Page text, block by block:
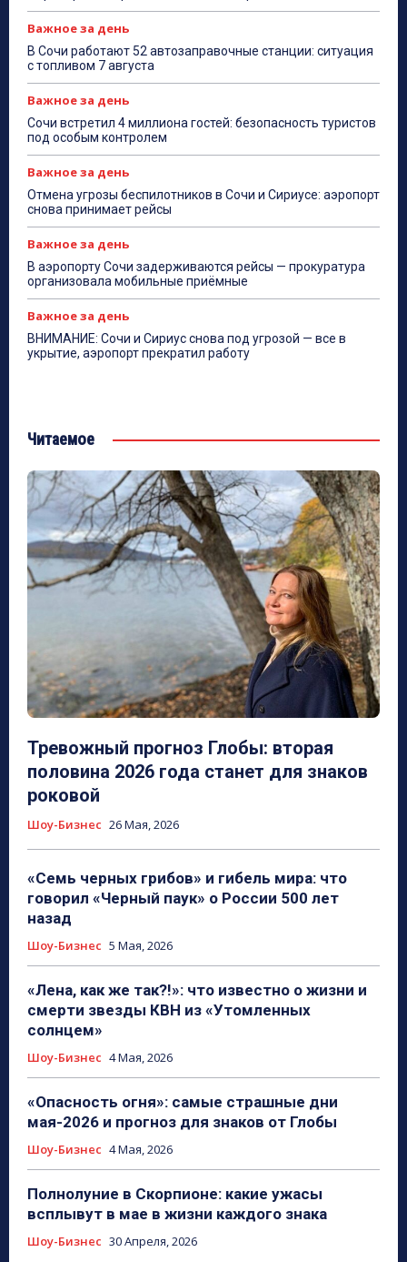
Важное за день
В Сочи работают 52 автозаправочные станции: ситуация
с топливом 7 августа
Важное за день
Сочи встретил 4 миллиона гостей: безопасность туристов
под особым контролем
Важное за день
Отмена угрозы беспилотников в Сочи и Сириусе: аэропорт
снова принимает рейсы
Важное за день
В аэропорту Сочи задерживаются рейсы — прокуратура
организовала мобильные приёмные
Важное за день
ВНИМАНИЕ: Сочи и Сириус снова под угрозой — все в
укрытие, аэропорт прекратил работу
Читаемое
Тревожный прогноз Глобы: вторая
половина 2026 года станет для знаков
роковой
Шоу-Бизнес 26 Мая, 2026
«Семь черных грибов» и гибель мира: что
говорил «Черный паук» о России 500 лет
назад
Шоу-Бизнес 5 Мая, 2026
«Лена, как же так?!»: что известно о жизни и
смерти звезды КВН из «Утомленных
солнцем»
Шоу-Бизнес 4 Мая, 2026
«Опасность огня»: самые страшные дни
мая-2026 и прогноз для знаков от Глобы
Шоу-Бизнес 4 Мая, 2026
Полнолуние в Скорпионе: какие ужасы
всплывут в мае в жизни каждого знака
Шоу-Бизнес 30 Апреля, 2026